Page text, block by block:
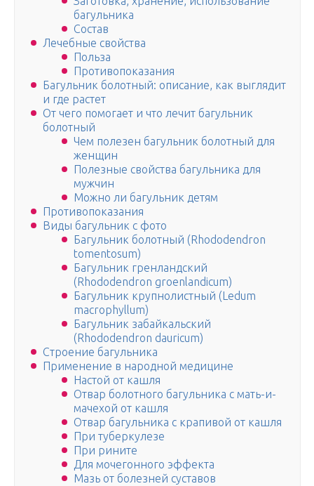
багульника
Состав
Лечебные свойства
Польза
Противопоказания
Багульник болотный: описание, как выглядит
и где растет
От чего помогает и что лечит багульник
болотный
Чем полезен багульник болотный для
женщин
Полезные свойства багульника для
мужчин
Можно ли багульник детям
Противопоказания
Виды багульник с фото
Багульник болотный (Rhododendron
tomentosum)
Багульник гренландский
(Rhododendron groenlandicum)
Багульник крупнолистный (Ledum
macrophyllum)
Багульник забайкальский
(Rhododendron dauricum)
Строение багульника
Применение в народной медицине
Настой от кашля
Отвар болотного багульника с мать-и-
мачехой от кашля
Отвар багульника с крапивой от кашля
При туберкулезе
При рините
Для мочегонного эффекта
Мазь от болезней суставов